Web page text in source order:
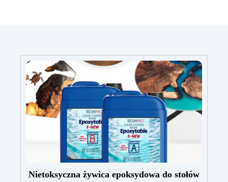
Nietoksyczna żywica epoksydowa do stołów